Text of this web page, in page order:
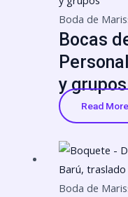
Boda de
Bocas
y grupos
Read More
Boda de